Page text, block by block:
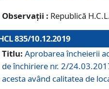
Observații : Republică
835/10.12.2019
Titlu: Aprobarea încheierii
de închiriere nr. 2/
acesta având calitatea de